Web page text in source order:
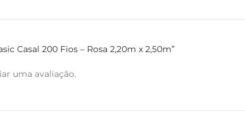
Casal 200 Fios – Rosa 2,20m x 2,50m”
uma avaliação.